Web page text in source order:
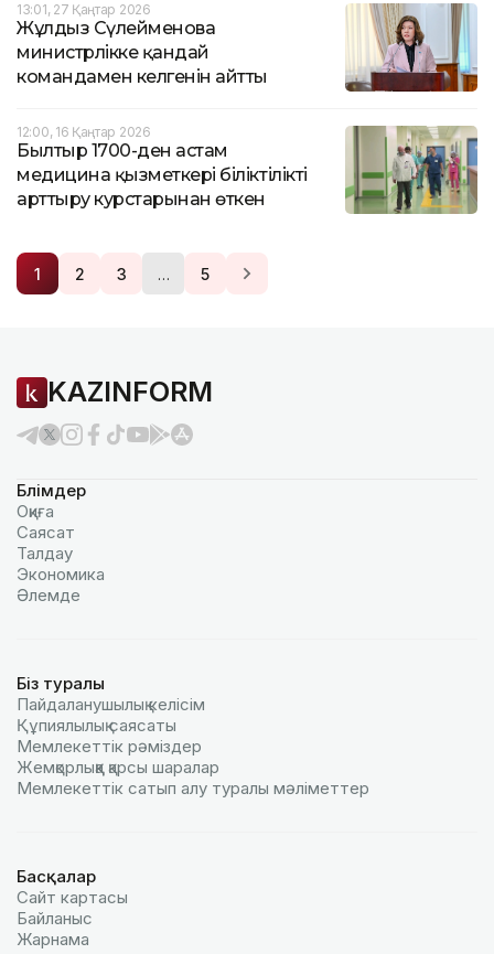
13:01, 27 Қаңтар 2026
Жұлдыз Сүлейменова
министрлікке қандай
командамен келгенін айтты
12:00, 16 Қаңтар 2026
Былтыр 1700-ден астам
медицина қызметкері біліктілікті
арттыру курстарынан өткен
1 2 3 … 5
KAZINFORM
Бөлімдер
Оқиға
Саясат
Талдау
Экономика
Әлемде
Біз туралы
Пайдаланушылық келiciм
Құпиялылық саясаты
Мемлекеттік рәміздер
Жемқорлыққа қарсы шаралар
Мемлекеттік сатып алу туралы мәлiметтер
Басқалар
Сайт картасы
Байланыс
Жарнама